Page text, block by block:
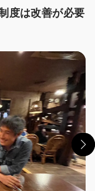
度は改善が必要